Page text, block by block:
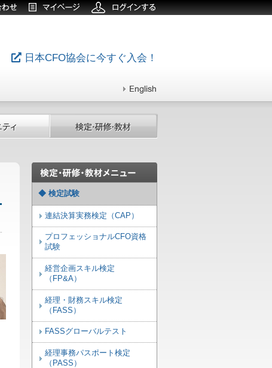
日本CFO協会に今すぐ入会！
◆ 検定試験
連結決算実務検定（CAP）
プロフェッショナルCFO資格
試験
経営企画スキル検定
（FP&A）
経理・財務スキル検定
（FASS）
FASSグローバルテスト
経理事務パスポート検定
（PASS）